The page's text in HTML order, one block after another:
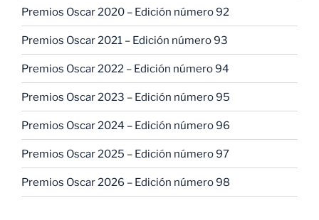
Premios Oscar 2020 – Edición número 92
Premios Oscar 2021 – Edición número 93
Premios Oscar 2022 – Edición número 94
Premios Oscar 2023 – Edición número 95
Premios Oscar 2024 – Edición número 96
Premios Oscar 2025 – Edición número 97
Premios Oscar 2026 – Edición número 98